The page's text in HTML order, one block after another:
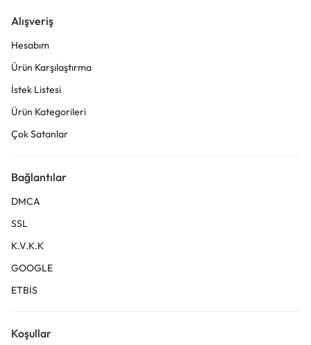
Alışveriş
Hesabım
Ürün Karşılaştırma
İstek Listesi
Ürün Kategorileri
Çok Satanlar
Bağlantılar
DMCA
SSL
K.V.K.K
GOOGLE
ETBİS
Koşullar